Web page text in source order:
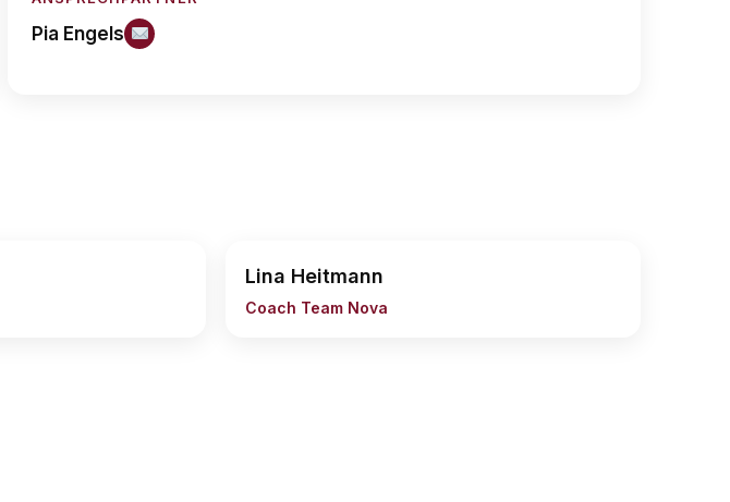
Pia Engels
Lina Heitmann
Coach Team Nova